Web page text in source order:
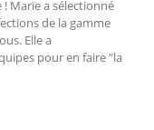
Marie a sélectionné
de la gamme
Elle a
pour en faire "la